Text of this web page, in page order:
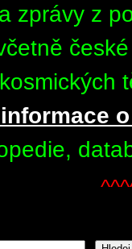
zprávy z
české